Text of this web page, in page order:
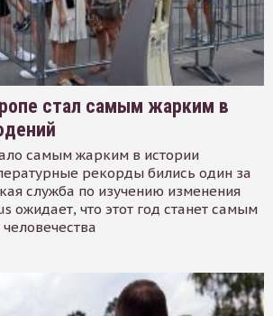
стал самым жарким в
самым жарким в истории
рекорды бились один за
служба по изучению изменения
ожидает, что этот год станет самым